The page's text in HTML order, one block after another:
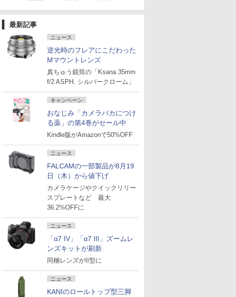
最新記事
ニュース
逆光時のフレアにこだわった
Mマウントレンズ
真ちゅう鏡筒の「Ksana 35mm
f/2 ASPH. シルバークローム」
キャンペーン
おなじみ「カメラバカにつけ
る薬」の第4巻がセール中
Kindle版がAmazonで50%OFF
ニュース
FALCAMの一部製品が8月19
日（木）から値下げ
カメラケージやクイックリリー
スプレートなど 最大
36.2%OFFに
ニュース
「α7 IV」「α7 III」ズームレ
ンズキットが刷新
同梱レンズがII型に
ニュース
KANIのロールトップ型三脚